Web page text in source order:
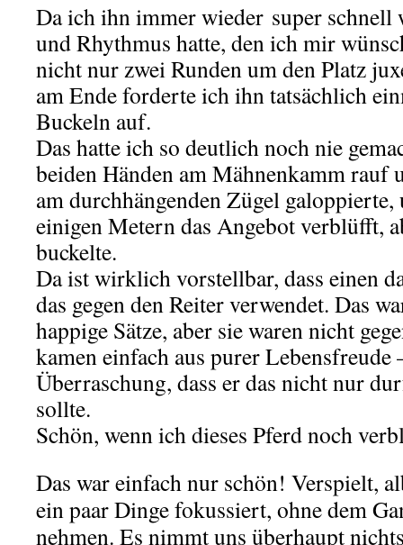
Da ich ihn immer wieder super schnell
und Rhythmus hatte, den ich mir
nicht nur zwei Runden um den Platz
am Ende forderte ich ihn tatsächlich
Buckeln auf.
Das hatte ich so deutlich noch nie
beiden Händen am Mähnenkamm rauf
am durchhängenden Zügel galoppierte,
einigen Metern das Angebot verblüfft,
buckelte.
Da ist wirklich vorstellbar, dass einen
das gegen den Reiter verwendet. Das
happige Sätze, aber sie waren nicht
kamen einfach aus purer Lebensfreude
Überraschung, dass er das nicht nur
sollte.
Schön, wenn ich dieses Pferd noch
Das war einfach nur schön! Verspielt,
ein paar Dinge fokussiert, ohne dem
nehmen. Es nimmt uns überhaupt